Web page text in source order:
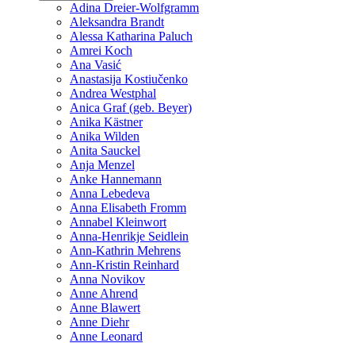
Adina Dreier-Wolfgramm
Aleksandra Brandt
Alessa Katharina Paluch
Amrei Koch
Ana Vasić
Anastasija Kostiučenko
Andrea Westphal
Anica Graf (geb. Beyer)
Anika Kästner
Anika Wilden
Anita Sauckel
Anja Menzel
Anke Hannemann
Anna Lebedeva
Anna Elisabeth Fromm
Annabel Kleinwort
Anna-Henrikje Seidlein
Ann-Kathrin Mehrens
Ann-Kristin Reinhard
Anna Novikov
Anne Ahrend
Anne Blawert
Anne Diehr
Anne Leonard